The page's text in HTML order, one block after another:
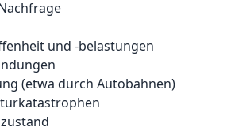
und -belastungen
(etwa durch Autobahnen)